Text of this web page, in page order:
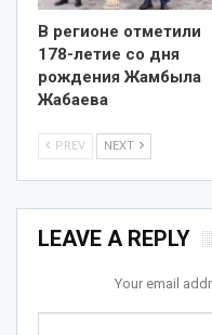
В регионе отметили
178-летие со дня
рождения Жамбыла
Жабаева
PREV NEXT
LEAVE A REPLY
Your email